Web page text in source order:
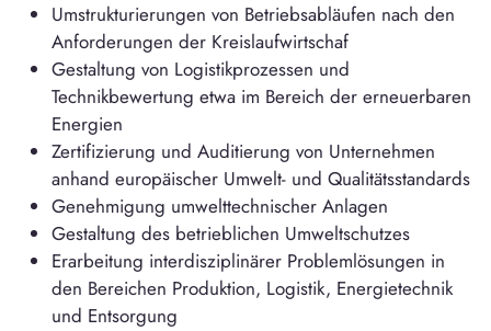
Umstrukturierungen von Betriebsabläufen nach den
Anforderungen der Kreislaufwirtschaf
Gestaltung von Logistikprozessen und
Technikbewertung etwa im Bereich der erneuerbaren
Energien
Zertifizierung und Auditierung von Unternehmen
anhand europäischer Umwelt- und Qualitätsstandards
Genehmigung umwelttechnischer Anlagen
Gestaltung des betrieblichen Umweltschutzes
Erarbeitung interdisziplinärer Problemlösungen in
den Bereichen Produktion, Logistik, Energietechnik
und Entsorgung